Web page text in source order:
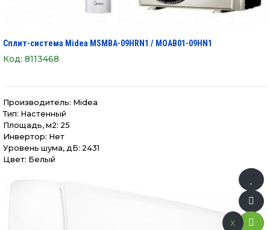
Сплит-система Midea MSMBA-09HRN1 / MOAB01-09HN1
Код: 8113468
Производитель: Midea
Тип: Настенный
Площадь, м2: 25
Инвертор: Нет
Уровень шума, дБ: 2431
Цвет: Белый
x